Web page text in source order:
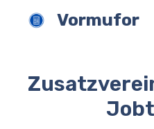
Inhalt
Vormufor